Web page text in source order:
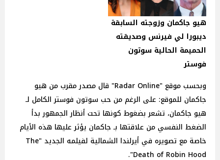
هيو جاكمان وزوجته السابقة
ديبورا لي فيرنس وصديقته
الحميمة الحالية سوتون
فوستر
وبحسب موقع "Radar Online" قال مصدر مقرب من هيو
جاكمان للموقع: على الرغم من حب سوتون فوستر الكامل لـ
هيو جاكمان، تشعر بضغوط كونها تحت أنظار الجمهور بدأ
الضغط النفسي من علاقتها بـ جاكمان يؤثر عليها هذه الأيام
خاصة مع تصويره في أيرلندا الشمالية لفيلمه الجديد "The
Death of Robin Hood".